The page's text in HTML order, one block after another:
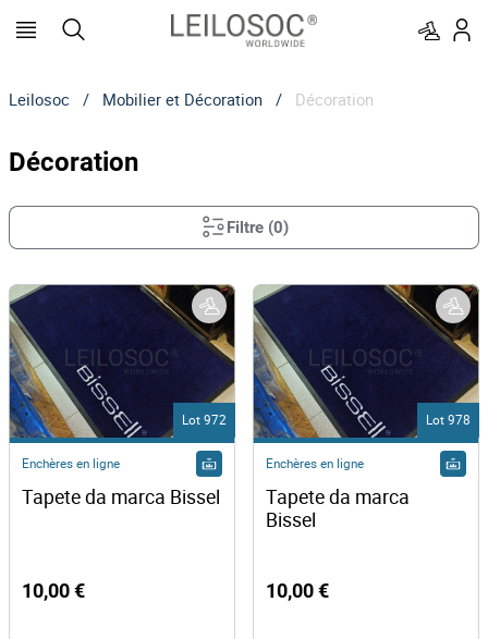
Leilosoc / Mobilier et Décoration / Décoration
Décoration
Filtre(0)
Lot 972
Enchères en ligne
Tapete da marca Bissel
10,00 €
Lot 978
Enchères en ligne
Tapete da marca
10,00 €